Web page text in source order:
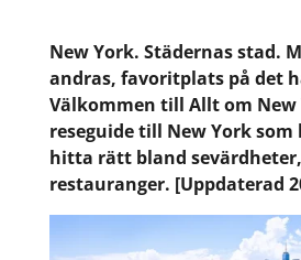
New York. Städernas stad.
andras, favoritplats på det
Välkommen till Allt om New
reseguide till New York
hitta rätt bland
restauranger. [Uppdaterad